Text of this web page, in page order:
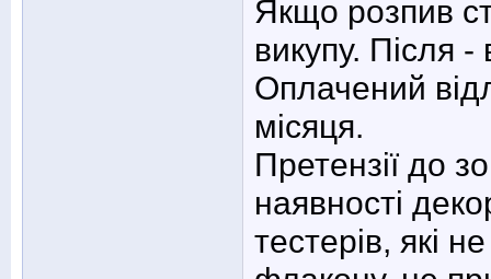
Якщо розпив
викупу. Після
Оплачений
місяця.
Претензії до
наявності
тестерів, які